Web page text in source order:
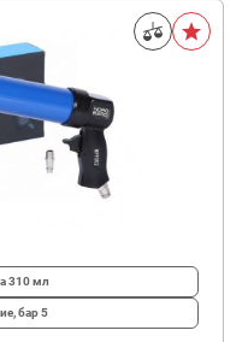
310 мл
бар5